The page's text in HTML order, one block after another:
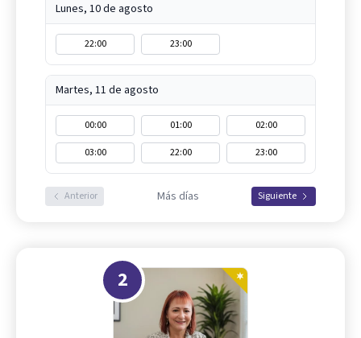
Lunes, 10 de agosto
22:00 23:00
Martes, 11 de agosto
00:00 01:00
02:00
03:00
22:00 23:00
Anterior Más días Siguiente
2